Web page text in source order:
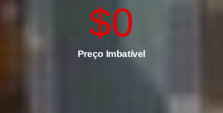
$0
Preço Imbatível